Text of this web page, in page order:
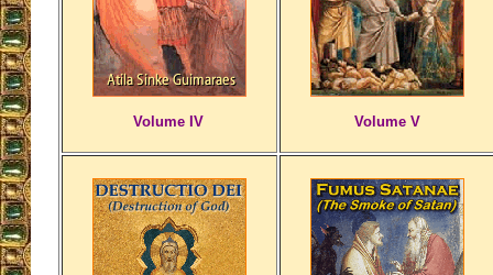
Volume IV Volume V